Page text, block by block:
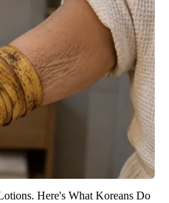
Here's What Koreans Do